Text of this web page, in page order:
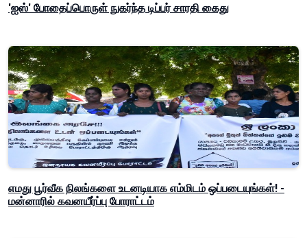
'ஐஸ்' போதைப்பொருள் நுகர்ந்த டிப்பர் சாரதி கைது
எமது பூர்வீக நிலங்களை உடனடியாக எம்மிடம் ஒப்படையுங்கள்! -
மன்னாரில் கவனயீர்ப்பு போராட்டம்